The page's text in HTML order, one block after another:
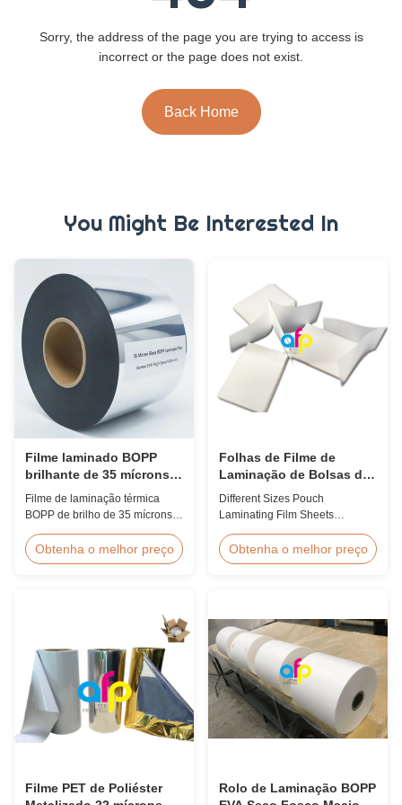
Sorry, the address of the page you are trying to access is
incorrect or the page does not exist.
Back Home
You Might Be Interested In
Filme laminado BOPP
brilhante de 35 mícrons
EVA coreano alta
velocidade 60m/min
Filme de laminação térmica
BOPP de brilho de 35 mícrons
premium, largura de 2.200 mm,
velocidade de laminação de 60
Obtenha o melhor preço
Folhas de Filme de
Laminação de Bolsas de
Diferentes Tamanhos à
Prova de Umidade
Different Sizes Pouch
Laminating Film Sheets
Customized Different Sizes /
Thickness Laminating Pouches,
Customization of sizes,
thickness, or packaging is
welcomed. All laminator sheets
...
Obtenha o melhor preço
Filme PET de Poliéster
Rolo de Laminação BOPP